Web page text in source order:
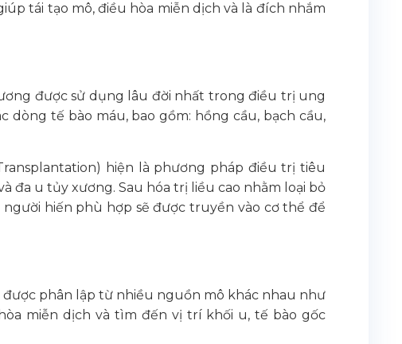
tái tạo mô, điều hòa miễn dịch và là đích nhắm
được sử dụng lâu đời nhất trong điều trị ung
dòng tế bào máu, bao gồm: hồng cầu, bạch cầu,
hiện là phương pháp điều trị tiêu
u tủy xương. Sau hóa trị liều cao nhằm loại bỏ
hiến phù hợp sẽ được truyền vào cơ thể để
được phân lập từ nhiều nguồn mô khác nhau như
miễn dịch và tìm đến vị trí khối u, tế bào gốc